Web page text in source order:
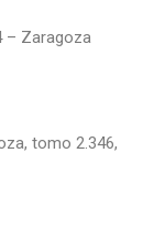
– Zaragoza
tomo 2.346,